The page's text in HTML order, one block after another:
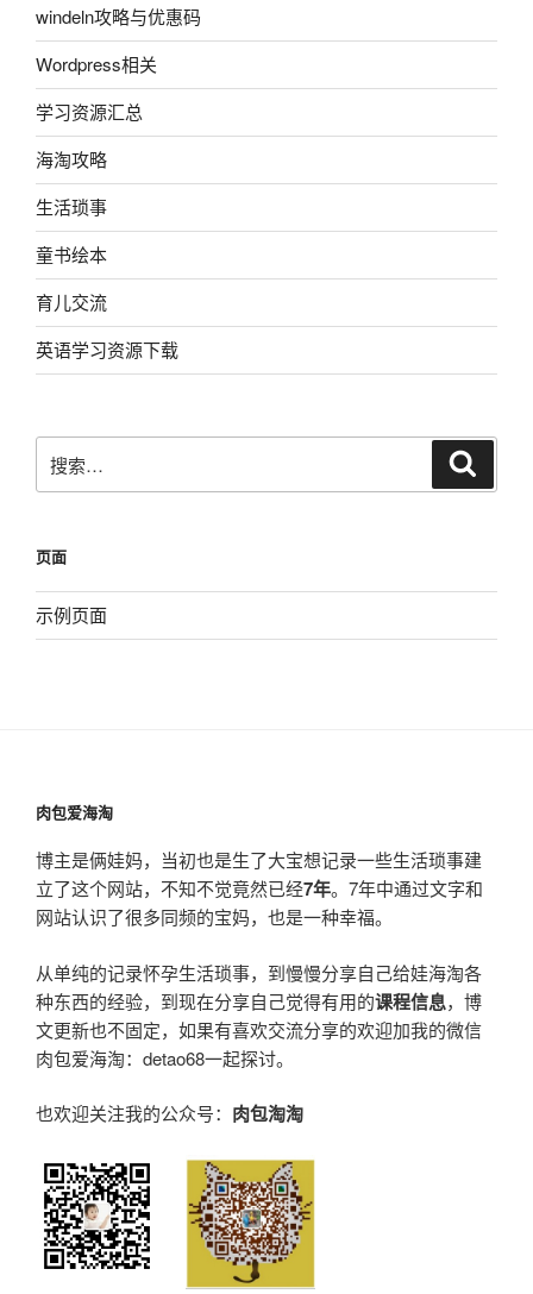
windeln攻略与优惠码
Wordpress相关
学习资源汇总
海淘攻略
生活琐事
童书绘本
育儿交流
英语学习资源下载
搜
索：
页面
示例页面
肉包爱海淘
博主是俩娃妈，当初也是生了大宝想记录一些生活琐事建
立了这个网站，不知不觉竟然已经7年。7年中通过文字和
网站认识了很多同频的宝妈，也是一种幸福。
从单纯的记录怀孕生活琐事，到慢慢分享自己给娃海淘各
种东西的经验，到现在分享自己觉得有用的课程信息，博
文更新也不固定，如果有喜欢交流分享的欢迎加我的微信
肉包爱海淘：detao68一起探讨。
也欢迎关注我的公众号： 肉包淘淘